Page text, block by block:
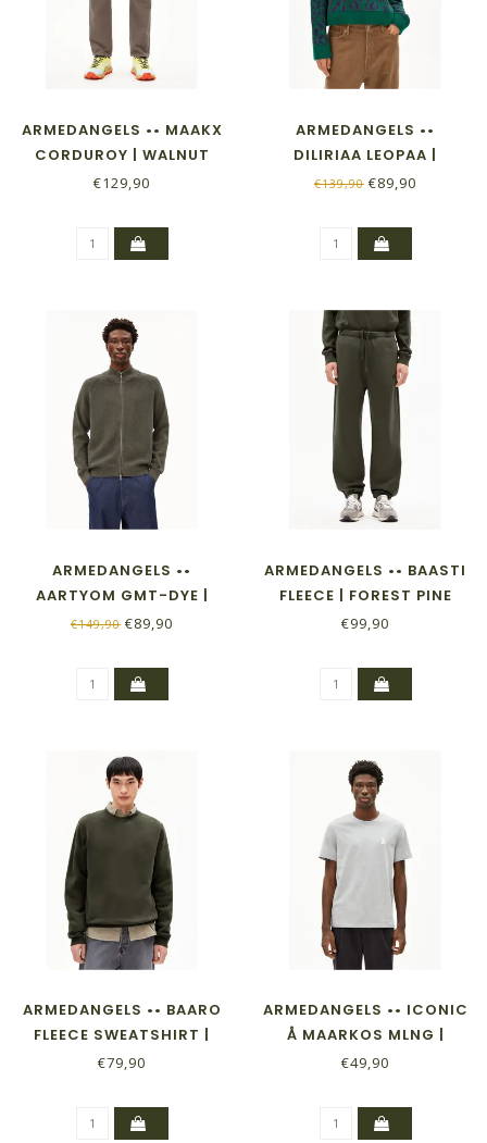
ARMEDANGELS •• MAAKX
CORDUROY | WALNUT
CREAM
€129,90
ARMEDANGELS ••
DILIRIAA LEOPAA |
EMERALD GREEN
€139,90 €89,90
ARMEDANGELS ••
AARTYOM GMT-DYE |
FOREST PINE
€149,90 €89,90
ARMEDANGELS •• BAASTI
FLEECE | FOREST PINE
€99,90
ARMEDANGELS •• BAARO
FLEECE SWEATSHIRT |
FOREST PINE
€79,90
ARMEDANGELS •• ICONIC
Å MAARKOS MLNG |
SILVER MELANGE
€49,90